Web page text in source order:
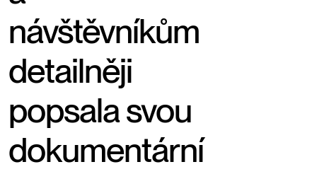
návštěvníkům
detailněji
popsala svou
dokumentární